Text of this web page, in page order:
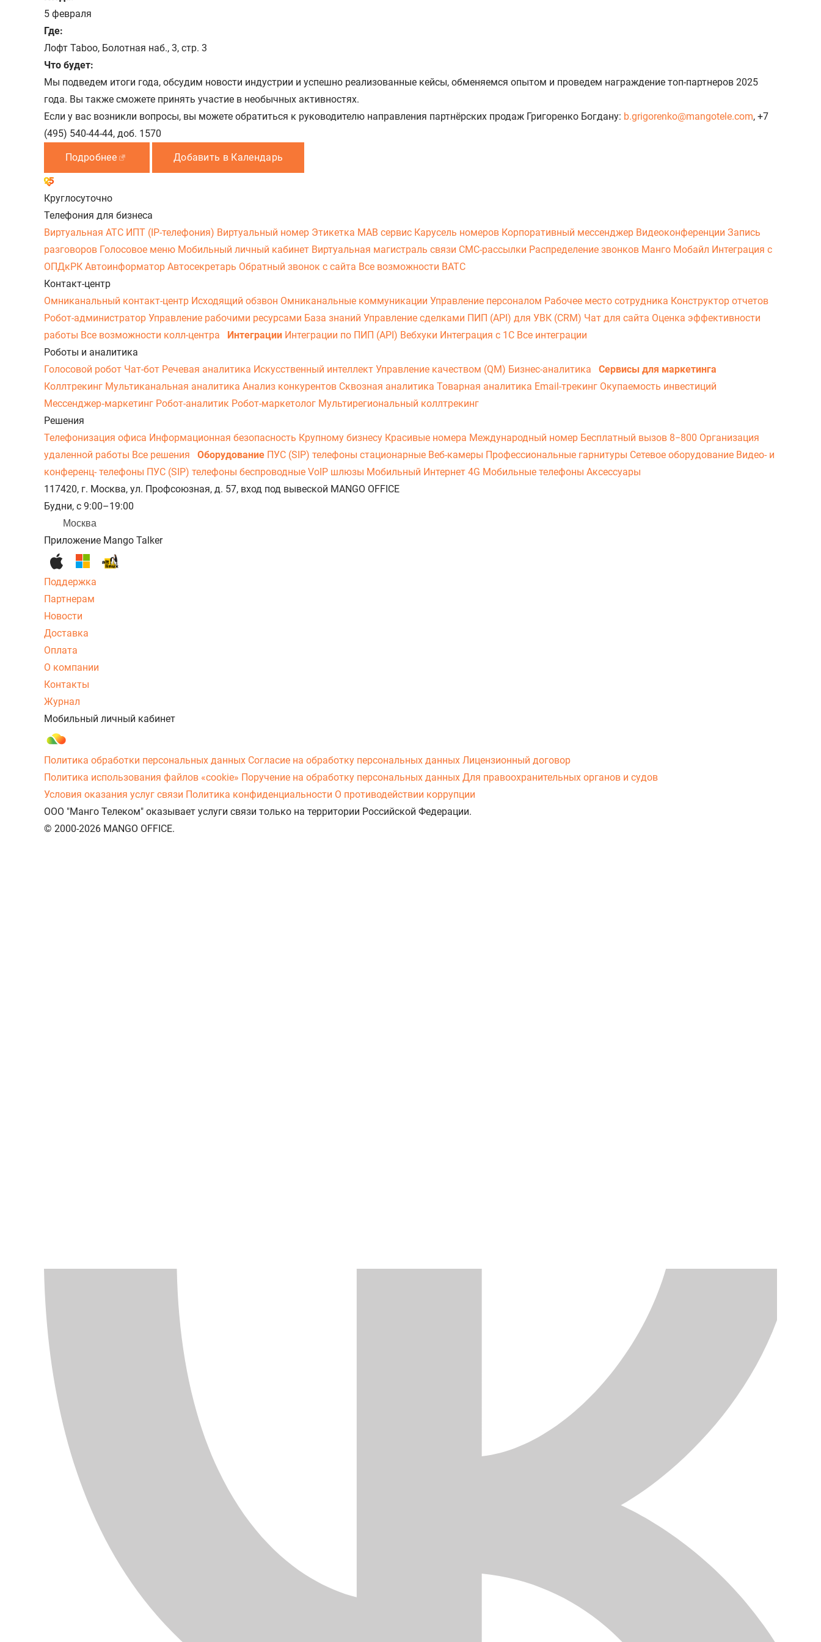
5 февраля
Где:
Лофт Taboo, Болотная наб., 3, стр. 3
Что будет:
Мы подведем итоги года, обсудим новости индустрии и успешно реализованные кейсы, обменяемся опытом и проведем награждение топ-партнеров 2025
года. Вы также сможете принять участие в необычных активностях.
Если у вас возникли вопросы, вы можете обратиться к руководителю направления партнёрских продаж Григоренко Богдану: b.grigorenko@mangotele.com, +7
(495) 540-44-44, доб. 1570
Подробнее Добавить в Календарь
Круглосуточно
Телефония для бизнеса
Виртуальная АТС ИПТ (IP-телефония) Виртуальный номер Этикетка МАВ сервис Карусель номеров Корпоративный мессенджер Видеоконференции Запись
разговоров Голосовое меню Мобильный личный кабинет Виртуальная магистраль связи СМС-рассылки Распределение звонков Манго Мобайл Интеграция с
ОПДкРК Автоинформатор Автосекретарь Обратный звонок с сайта Все возможности ВАТС
Контакт-центр
Омниканальный контакт-центр Исходящий обзвон Омниканальные коммуникации Управление персоналом Рабочее место сотрудника Конструктор отчетов
Робот-администратор Управление рабочими ресурсами База знаний Управление сделками ПИП (API) для УВК (CRM) Чат для сайта Оценка эффективности
работы Все возможности колл-центра Интеграции Интеграции по ПИП (API) Вебхуки Интеграция с 1С Все интеграции
Роботы и аналитика
Голосовой робот Чат-бот Речевая аналитика Искусственный интеллект Управление качеством (QM) Бизнес-аналитика
Сервисы для маркетинга
Коллтрекинг Мультиканальная аналитика Анализ конкурентов Сквозная аналитика Товарная аналитика Email-трекинг Окупаемость инвестиций
Мессенджер‑маркетинг Робот-аналитик Робот-маркетолог Мультирегиональный коллтрекинг
Решения
Телефонизация офиса Информационная безопасность Крупному бизнесу Красивые номера Международный номер Бесплатный вызов 8−800 Организация
удаленной работы Все решения Оборудование ПУС (SIP) телефоны стационарные Веб-камеры Профессиональные гарнитуры Сетевое оборудование Видео- и
конференц- телефоны ПУС (SIP) телефоны беспроводные VoIP шлюзы Мобильный Интернет 4G Мобильные телефоны Аксессуары
117420, г. Москва, ул. Профсоюзная, д. 57, вход под вывеской MANGO OFFICE
Будни, с 9:00–19:00
Москва
Приложение Mango Talker
Поддержка
Партнерам
Новости
Доставка
Оплата
О компании
Контакты
Журнал
Мобильный личный кабинет
Политика обработки персональных данных Согласие на обработку персональных данных Лицензионный договор
Политика использования файлов «cookie» Поручение на обработку персональных данных Для правоохранительных органов и судов
Условия оказания услуг связи Политика конфиденциальности О противодействии коррупции
ООО "Манго Телеком" оказывает услуги связи только на территории Российской Федерации.
© 2000-2026 MANGO OFFICE.